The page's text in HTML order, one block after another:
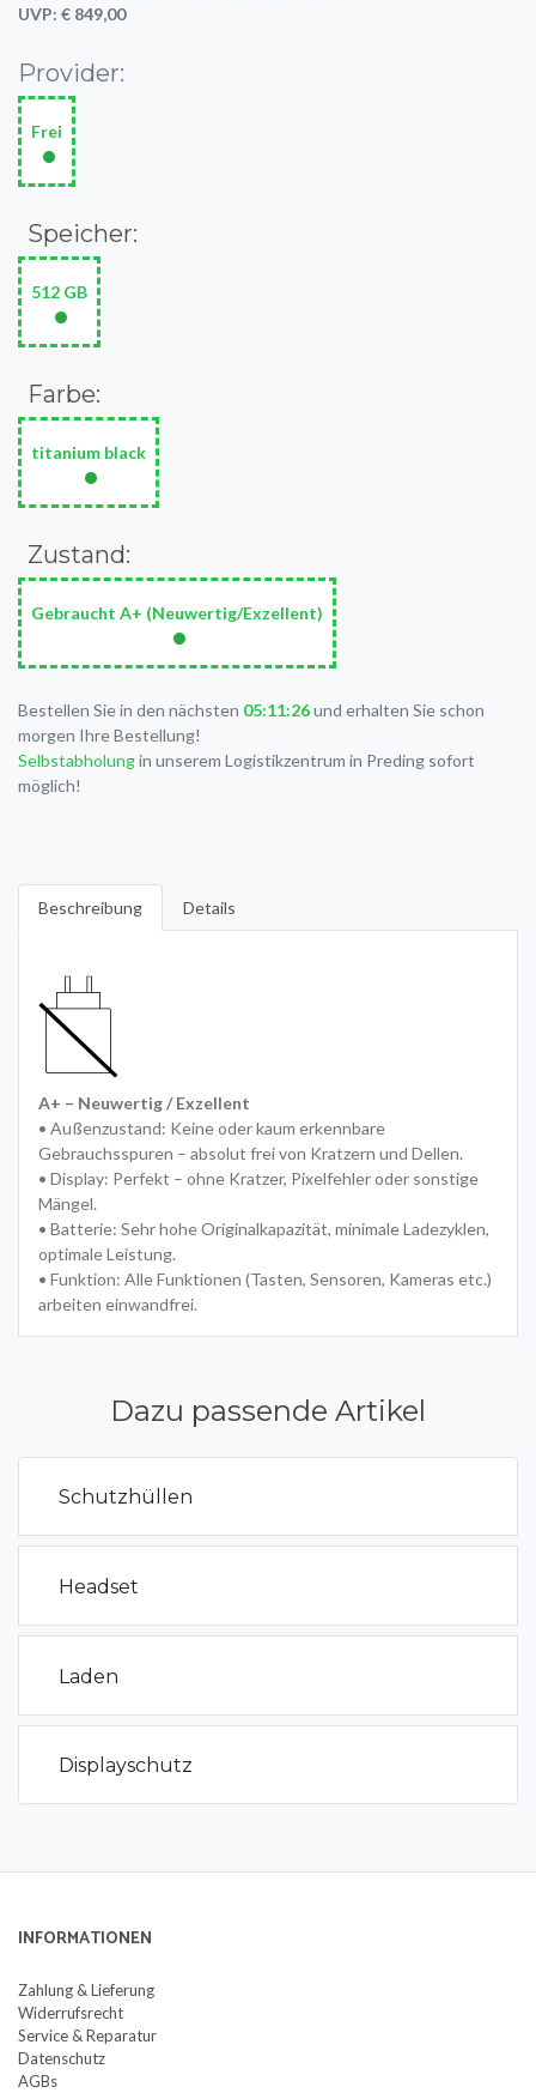
UVP: € 849,00
Provider:
Frei
•
Speicher:
512 GB
•
Farbe:
titanium black
•
Zustand:
Gebraucht A+ (Neuwertig/Exzellent)
•
Bestellen Sie in den nächsten 05:11:26und erhalten Sie schon
morgen Ihre Bestellung!
Selbstabholungin unserem Logistikzentrum in Preding sofort
möglich!
Beschreibung Details
A+ – Neuwertig / Exzellent
• Außenzustand: Keine oder kaum erkennbare
Gebrauchsspuren – absolut frei von Kratzern und Dellen.
• Display: Perfekt – ohne Kratzer, Pixelfehler oder sonstige
Mängel.
• Batterie: Sehr hohe Originalkapazität, minimale Ladezyklen,
optimale Leistung.
• Funktion: Alle Funktionen (Tasten, Sensoren, Kameras etc.)
arbeiten einwandfrei.
Dazu passende Artikel
Schutzhüllen
Headset
Laden
Displayschutz
INFORMATIONEN
Zahlung & Lieferung
Widerrufsrecht
Service & Reparatur
Datenschutz
AGBs